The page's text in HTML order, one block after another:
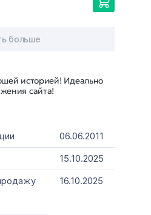
историей! Идеально
сайта!
06.06.2011
15.10.2025
16.10.2025
больше